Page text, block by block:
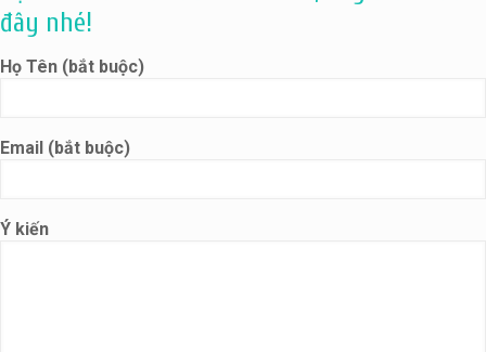
đây nhé!
Họ Tên (bắt buộc)
Email (bắt buộc)
Ý kiến